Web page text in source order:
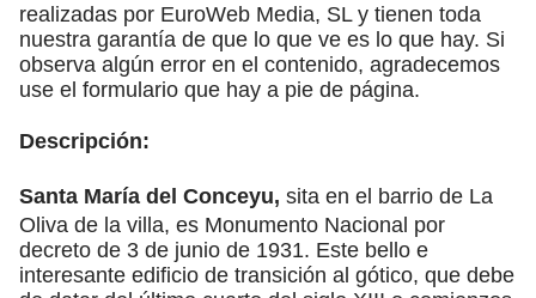
realizadas por EuroWeb Media, SL y tienen toda
nuestra garantía de que lo que ve es lo que hay. Si
observa algún error en el contenido, agradecemos
use el formulario que hay a pie de página.
Descripción:
Santa María del Conceyu, sita en el barrio de La
Oliva de la villa, es Monumento Nacional por
decreto de 3 de junio de 1931. Este bello e
interesante edificio de transición al gótico, que debe